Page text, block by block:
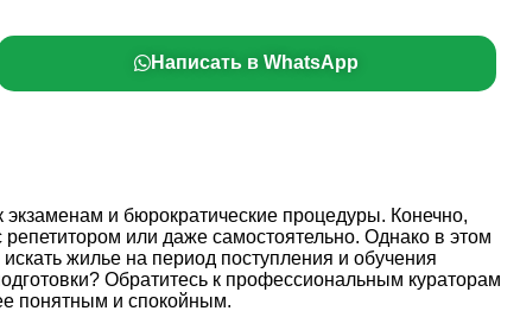
Написать в WhatsApp
и бюрократические процедуры. Конечно,
или даже самостоятельно. Однако в этом
жилье на период поступления и обучения
Обратитесь к профессиональным кураторам
понятным и спокойным.